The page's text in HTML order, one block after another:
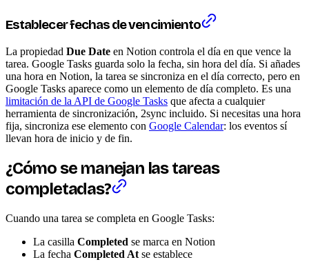
Establecer fechas de vencimiento
La propiedad Due Date en Notion controla el día en que vence la
tarea. Google Tasks guarda solo la fecha, sin hora del día. Si añades
una hora en Notion, la tarea se sincroniza en el día correcto, pero en
Google Tasks aparece como un elemento de día completo. Es una
limitación de la API de Google Tasks que afecta a cualquier
herramienta de sincronización, 2sync incluido. Si necesitas una hora
fija, sincroniza ese elemento con Google Calendar: los eventos sí
llevan hora de inicio y de fin.
¿Cómo se manejan las tareas
completadas?
Cuando una tarea se completa en Google Tasks:
La casilla Completed se marca en Notion
La fecha Completed At se establece